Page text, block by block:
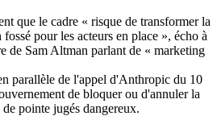
que le cadre « risque de transformer la
pour les acteurs en place », écho à
de Sam Altman parlant de « marketing
parallèle de l'appel d'Anthropic du 10
de bloquer ou d'annuler la
pointe jugés dangereux.